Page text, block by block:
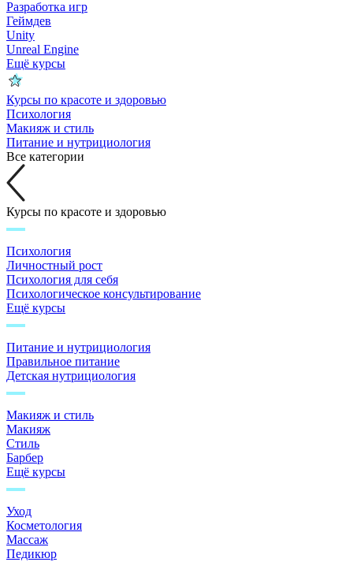
Разработка игр
Геймдев
Unity
Unreal Engine
Ещё курсы
Курсы по красоте и здоровью
Психология
Макияж и стиль
Питание и нутрициология
Все категории
Курсы по красоте и здоровью
Психология
Личностный рост
Психология для себя
Психологическое консультирование
Ещё курсы
Питание и нутрициология
Правильное питание
Детская нутрициология
Макияж и стиль
Макияж
Стиль
Барбер
Ещё курсы
Уход
Косметология
Массаж
Педикюр